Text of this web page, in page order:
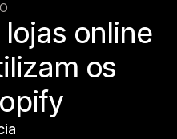
online
os